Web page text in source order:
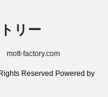
リー
factory.com
Reserved Powered by